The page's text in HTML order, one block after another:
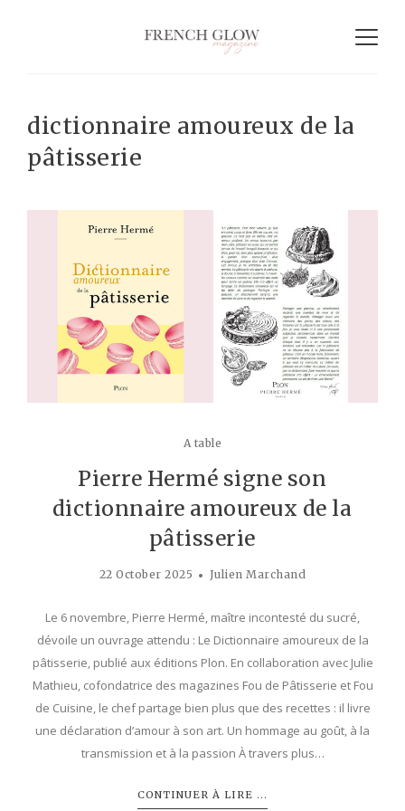
dictionnaire amoureux de la
pâtisserie
A table
Pierre Hermé signe son
dictionnaire amoureux de la
pâtisserie
22 October 2025 Julien Marchand
Le 6 novembre, Pierre Hermé, maître incontesté du sucré,
dévoile un ouvrage attendu : Le Dictionnaire amoureux de la
pâtisserie, publié aux éditions Plon. En collaboration avec Julie
Mathieu, cofondatrice des magazines Fou de Pâtisserie et Fou
de Cuisine, le chef partage bien plus que des recettes : il livre
une déclaration d’amour à son art. Un hommage au goût, à la
transmission et à la passion À travers plus…
CONTINUER À LIRE ...